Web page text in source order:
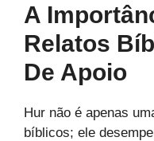
A
Relatos
De Apoio
Hur não é apenas
bíblicos; ele